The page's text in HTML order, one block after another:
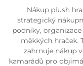
Nákup plush
strategický
podniky,
měkkých hraček.
zahrnuje nákup
kamarádů pro